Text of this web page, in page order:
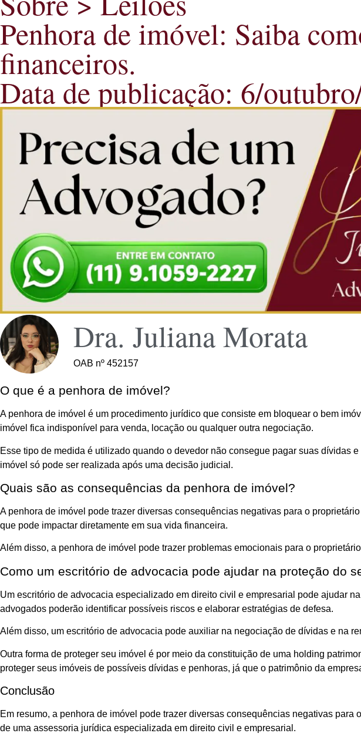
Penhora de imóvel: Saiba
financeiros.
Data de publicação: 6/
Dra. Juliana Morata
OAB nº 452157
O que é a penhora de imóvel?
A penhora de imóvel é um procedimento jurídico que consiste em bloquear o bem
imóvel fica indisponível para venda, locação ou qualquer outra negociação.
Esse tipo de medida é utilizado quando o devedor não consegue pagar suas dívidas
imóvel só pode ser realizada após uma decisão judicial.
Quais são as consequências da penhora de imóvel?
A penhora de imóvel pode trazer diversas consequências negativas para o
que pode impactar diretamente em sua vida financeira.
Além disso, a penhora de imóvel pode trazer problemas emocionais para o
Como um escritório de advocacia pode ajudar na proteção do
Um escritório de advocacia especializado em direito civil e empresarial pode ajudar
advogados poderão identificar possíveis riscos e elaborar estratégias de defesa.
Além disso, um escritório de advocacia pode auxiliar na negociação de dívidas e na
Outra forma de proteger seu imóvel é por meio da constituição de uma holding
proteger seus imóveis de possíveis dívidas e penhoras, já que o patrimônio da
Conclusão
Em resumo, a penhora de imóvel pode trazer diversas consequências negativas
de uma assessoria jurídica especializada em direito civil e empresarial.